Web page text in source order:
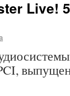
Live!